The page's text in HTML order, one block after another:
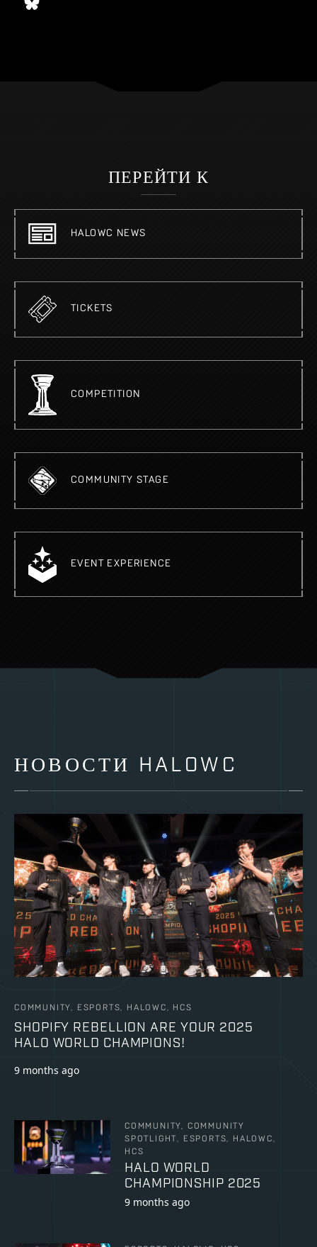
ПЕРЕЙТИ К
HALOWC NEWS
TICKETS
COMPETITION
COMMUNITY STAGE
EVENT EXPERIENCE
НОВОСТИ HALOWC
COMMUNITY, ESPORTS, HALOWC, HCS
SHOPIFY REBELLION ARE YOUR 2025
HALO WORLD CHAMPIONS!
9 months ago
COMMUNITY, COMMUNITY
SPOTLIGHT, ESPORTS, HALOWC,
HCS
HALO WORLD
CHAMPIONSHIP 2025
9 months ago